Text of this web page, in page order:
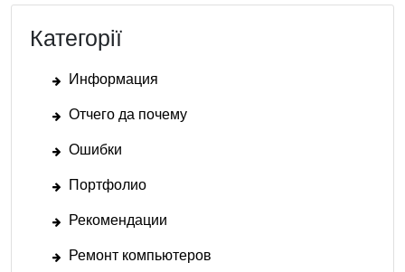
Категорії
Информация
Отчего да почему
Ошибки
Портфолио
Рекомендации
Ремонт компьютеров